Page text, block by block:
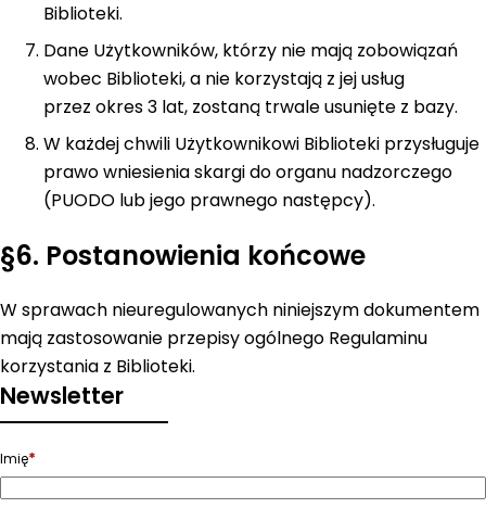
Biblioteki.
Dane Użytkowników, którzy nie mają zobowiązań
wobec Biblioteki, a nie korzystają z jej usług
przez okres 3 lat, zostaną trwale usunięte z bazy.
W każdej chwili Użytkownikowi Biblioteki przysługuje
prawo wniesienia skargi do organu nadzorczego
(PUODO lub jego prawnego następcy).
§6. Postanowienia końcowe
W sprawach nieuregulowanych niniejszym dokumentem
mają zastosowanie przepisy ogólnego Regulaminu
korzystania z Biblioteki.
Newsletter
Imię*